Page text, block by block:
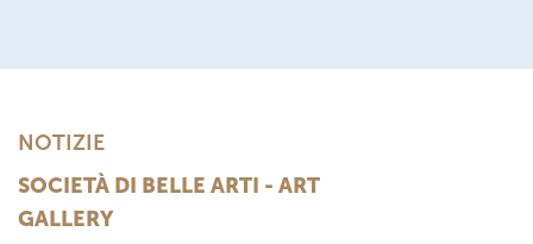
NOTIZIE
SOCIETÀ DI BELLE ARTI - ART
GALLERY